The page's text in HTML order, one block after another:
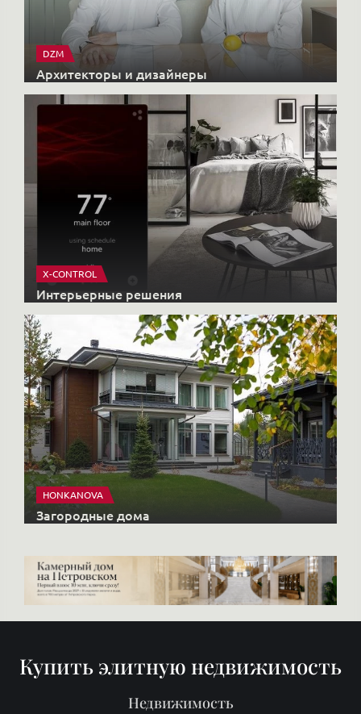
DZM
Архитекторы и дизайнеры
X-CONTROL
Интерьерные решения
HONKANOVA
Загородные дома
Купить элитную недвижимость
Недвижимость